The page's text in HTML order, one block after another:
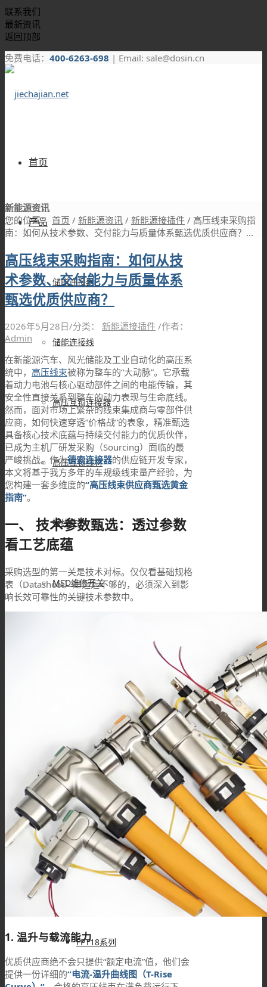
联系我们
最新资讯
返回顶部
免费电话： 400-6263-698 | Email: sale@dosin.cn
首页
产品
储能连接器
储能连接线
高压互锁连接器
高压互锁线材
接线柱
MSD维修开关
金属信号连接器
FPT12系列
FPT18系列
新能源资讯
您的位置： 首页 / 新能源资讯 / 新能源接插件 / 高压线束采购指
南：如何从技术参数、交付能力与质量体系甄选优质供应商？...
高压线束采购指南：如何从技
术参数、交付能力与质量体系
甄选优质供应商？
2026年5月28日/分类： 新能源接插件 /作者：
Admin
在新能源汽车、风光储能及工业自动化的高压系
统中， 高压线束被称为整车的“大动脉”。它承载
着动力电池与核心驱动部件之间的电能传输，其
安全性直接关系到整车的动力表现与生命底线。
然而，面对市场上繁杂的线束集成商与零部件供
应商，如何快速穿透“价格战”的表象，精准甄选
具备核心技术底蕴与持续交付能力的优质伙伴，
已成为主机厂研发采购（Sourcing）面临的最
严峻挑战。作为德索连接器的供应链开发专家，
本文将基于我方多年的车规级线束量产经验，为
您构建一套多维度的“高压线束供应商甄选黄金
指南”。
一、 技术参数甄选：透过参数
看工艺底蕴
采购选型的第一关是技术对标。仅仅看基础规格
表（Datasheet）是远远不够的，必须深入到影
响长效可靠性的关键技术参数中。
1. 温升与载流能力
优质供应商绝不会只提供“额定电流”值，他们会
提供一份详细的“电流-温升曲线图（T-Rise